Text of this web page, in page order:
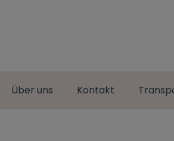
Über uns Kontakt